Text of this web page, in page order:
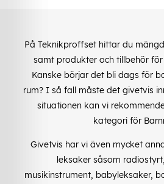
På Teknikproffset hittar du
samt produkter och tillbehör
Kanske börjar det bli dags för
rum? I så fall måste det givetvis
situationen kan vi
kategori för
Givetvis har vi även mycket
leksaker såsom
musikinstrument, babyleksaker,